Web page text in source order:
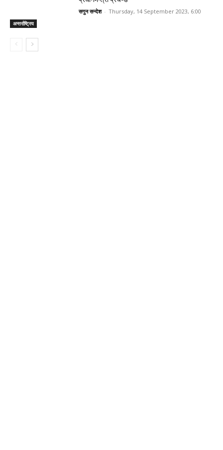
अन्तर्राष्ट्रिय
सगुन सन्देश - Thursday, 14 September 2023, 6:00